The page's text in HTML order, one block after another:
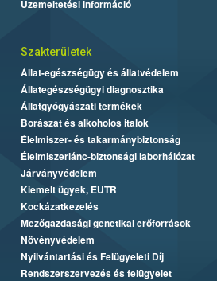
Üzemeltetési információ
Szakterületek
Állat-egészségügy és állatvédelem
Állategészségügyi diagnosztika
Állatgyógyászati termékek
Borászat és alkoholos italok
Élelmiszer- és takarmánybiztonság
Élelmiszerlánc-biztonsági laborhálózat
Járványvédelem
Kiemelt ügyek, EUTR
Kockázatkezelés
Mezőgazdasági genetikai erőforrások
Növényvédelem
Nyilvántartási és Felügyeleti Díj
Rendszerszervezés és felügyelet